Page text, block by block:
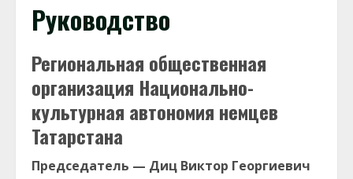
Руководство
Региональная общественная
организация Национально-
культурная автономия немцев
Татарстана
Председатель — Диц Виктор Георгиевич